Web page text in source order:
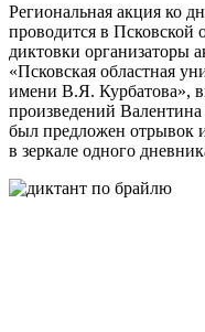
Региональная акция ко
проводится в Псковской
диктовки
«Псковская областная
имени В.Я. Курбатова»,
произведений
был предложен отрывок
в зеркале одного